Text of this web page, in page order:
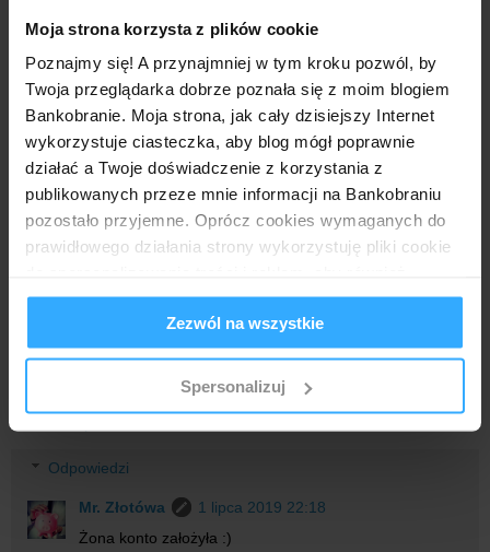
Moja strona korzysta z plików cookie
Poznajmy się! A przynajmniej w tym kroku pozwól, by
Twoja przeglądarka dobrze poznała się z moim blogiem
Bankobranie. Moja strona, jak cały dzisiejszy Internet
wykorzystuje ciasteczka, aby blog mógł poprawnie
działać a Twoje doświadczenie z korzystania z
publikowanych przeze mnie informacji na Bankobraniu
pozostało przyjemne. Oprócz cookies wymaganych do
prawidłowego działania strony wykorzystuję pliki cookie
analizować ruch w mojej witrynie. Informacje o tym, jak
korzystasz z bloga, udostępniam moim partnerom
społecznościowym, reklamowym i analitycznym.
Partnerzy mogą połączyć te informacje z innymi danymi
korzystania z ich usług.
Zezwól na wszystkie
Spersonalizuj
mBank: 100 zł + 100 zł + bon 50 zł
Millennium: 200 zł za kartę
Odpowiedz
Odpowiedzi
Mr. Złotówa
1 lipca 2019 22:18
Gratuluję i życzę dalszego owocnego bankobrania!
krótka karencja, a właściwie to jej brak ;)
Odpowiedzi
Mr. Złotówa
1 lipca 2019 22:18
Żona konto założyła :)